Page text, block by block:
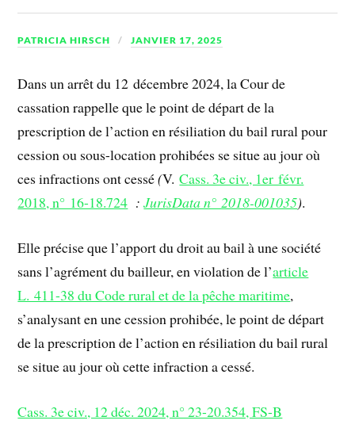
PATRICIA HIRSCH JANVIER 17, 2025
Dans un arrêt du 12 décembre 2024, la Cour de
cassation rappelle que le point de départ de la
prescription de l’action en résiliation du bail rural pour
cession ou sous-location prohibées se situe au jour où
ces infractions ont cessé(V.Cass. 3e civ., 1er févr.
2018, n° 16-18.724 :JurisData n° 2018-001035).
Elle précise que l’apport du droit au bail à une société
sans l’agrément du bailleur, en violation de l’article
L. 411-38 du Code rural et de la pêche maritime,
s’analysant en une cession prohibée, le point de départ
de la prescription de l’action en résiliation du bail rural
se situe au jour où cette infraction a cessé.
Cass. 3e civ., 12 déc. 2024, n° 23-20.354, FS-B